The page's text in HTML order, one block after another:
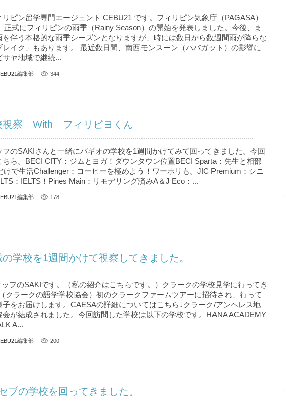
ピン留学専門エージェント CEBU21 です。フィリピン気象庁（PAGASA）
正式にフィリピンの雨季（Rainy Season）の開始を発表しました。今後、ま
を伴う本格的な雨季シーズンとなりますが、時には数日から数週間雨が降らな
レイク」もあります。 最近数日間、南西モンスーン（ハバガット）の影響に
ヤ地域で継続...
編集部 344
視察 With フィリピヨくん
のSAKIさんと一緒にバギオの学校を1週間かけてみて回ってきました。今回
ら。BECI CITY：ジムとヨガ！ダウンタウン位置BECI Sparta：先生と相部
けで生活Challenger：コーヒーを極めよう！ワーホリも。JIC Premium：シニ
：IELTS！Pines Main：リモデリング済みA＆J Eco：...
編集部 178
学校を1週間かけて視察してきました。
フのSAKIです。（私の紹介はこちら です。）クラークの学校見学に行ってき
クラークの語学学校協会）初のクラークファームツアーに招待され、行って
子をお届けします。CAESAの詳細についてはこちら↓クラーク/アンヘレス地
が結成されました。今回訪問した学校は以下の学校です。HANA ACADEMY
A...
編集部 200
ブの学校を回ってきました。